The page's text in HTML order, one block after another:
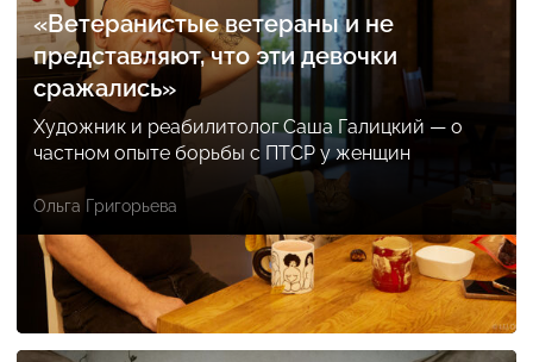
«Ветеранистые ветераны и не
представляют, что эти девочки
сражались»
Художник и реабилитолог Саша Галицкий — о
частном опыте борьбы с ПТСР у женщин
Ольга Григорьева